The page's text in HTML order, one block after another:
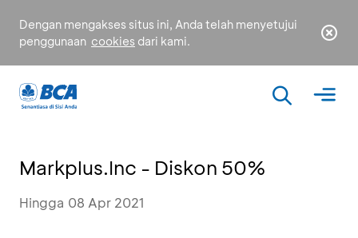
Dengan mengakses situs ini, Anda telah menyetujui
penggunaan cookies dari kami.
Markplus.Inc - Diskon 50%
Hingga 08 Apr 2021